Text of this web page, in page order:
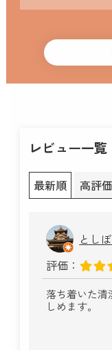
レビュー一覧
最新順 高評
とし
評価：
落ち着いた清
しめます。